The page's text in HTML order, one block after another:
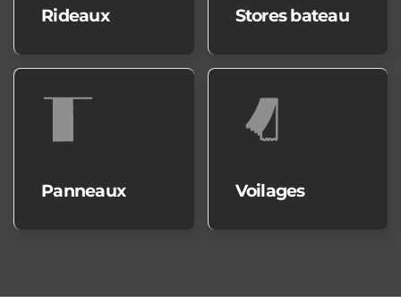
Rideaux Stores bateau
Panneaux Voilages